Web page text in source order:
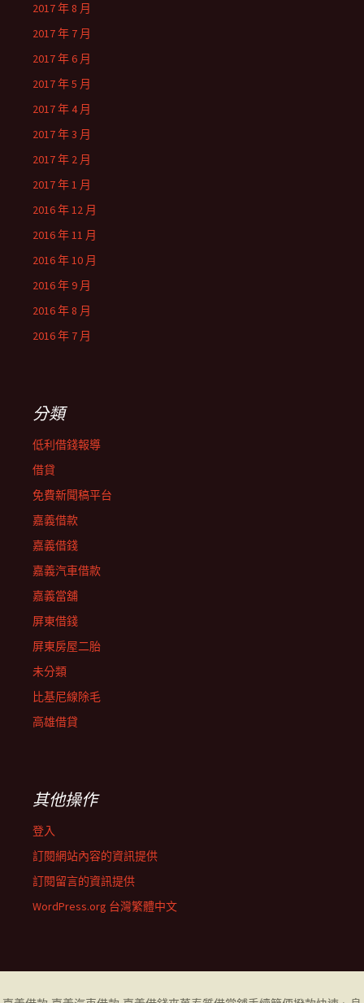
2017 年 8 月
2017 年 7 月
2017 年 6 月
2017 年 5 月
2017 年 4 月
2017 年 3 月
2017 年 2 月
2017 年 1 月
2016 年 12 月
2016 年 11 月
2016 年 10 月
2016 年 9 月
2016 年 8 月
2016 年 7 月
分類
低利借錢報導
借貸
免費新聞稿平台
嘉義借款
嘉義借錢
嘉義汽車借款
嘉義當舖
屏東借錢
屏東房屋二胎
未分類
比基尼線除毛
高雄借貸
其他操作
登入
訂閱網站內容的資訊提供
訂閱留言的資訊提供
WordPress.org 台灣繁體中文